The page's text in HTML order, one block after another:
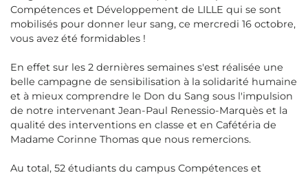
Compétences et Développement de LILLE qui se sont
mobilisés pour donner leur sang, ce mercredi 16 octobre,
vous avez été formidables !
En effet sur les 2 dernières semaines s'est réalisée une
belle campagne de sensibilisation à la solidarité humaine
et à mieux comprendre le Don du Sang sous l'impulsion
de notre intervenant Jean-Paul Renessio-Marquès et la
qualité des interventions en classe et en Cafétéria de
Madame Corinne Thomas que nous remercions.
Au total, 52 étudiants du campus Compétences et